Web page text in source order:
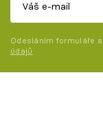
Odesláním formuláře
údajů